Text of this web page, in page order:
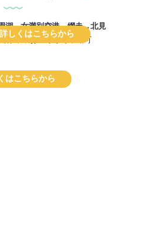
詳しくはこちらから
湖→女満別空港→網走→北見
停車中おーろら号乗船可
はこちらから